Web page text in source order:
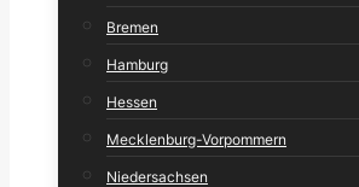
Bremen
Hamburg
Hessen
Mecklenburg-Vorpommern
Niedersachsen